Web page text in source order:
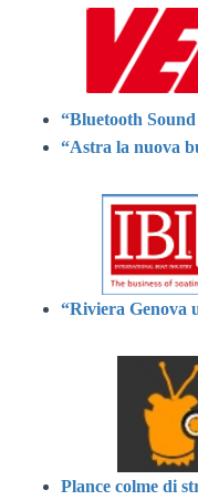
“Bluetooth
“Astra la nuova
“Riviera Genova
Plance colme di